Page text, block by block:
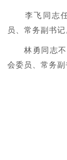
李飞同志任
员、常务副书记
林勇同志不
会委员、常务副